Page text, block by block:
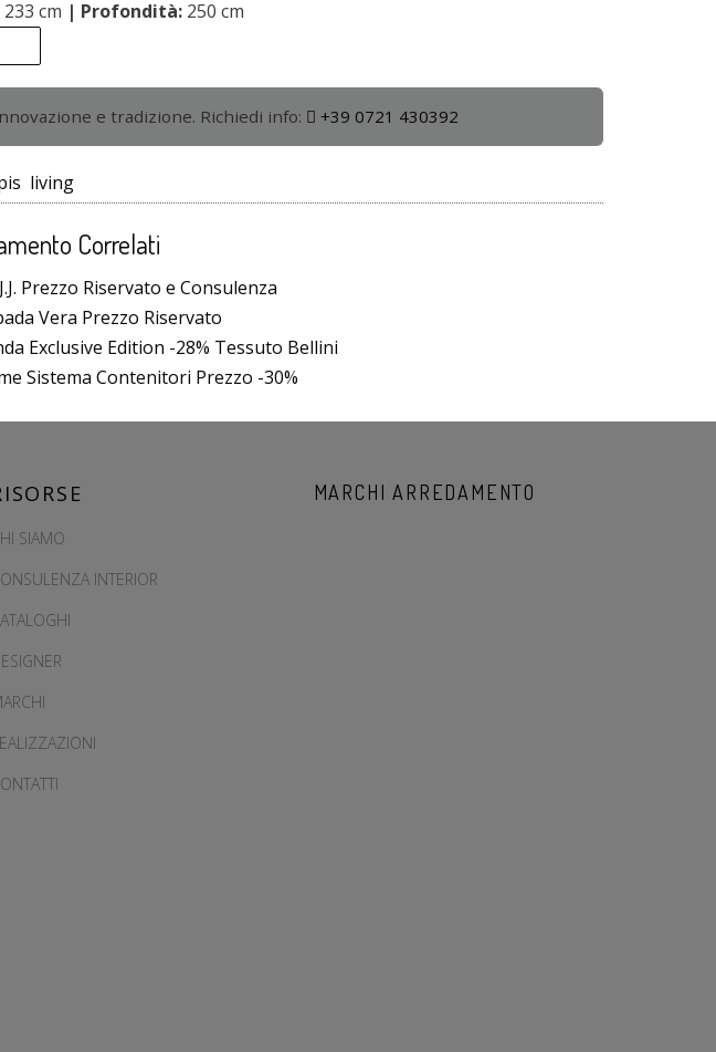
233 cm | Profondità: 250 cm
e tradizione. Richiedi info: +39 0721 430392
living
Correlati
Prezzo Riservato e Consulenza
Vera Prezzo Riservato
Exclusive Edition -28% Tessuto Bellini
Sistema Contenitori Prezzo -30%
SIAMO
INTERIOR
MARCHI ARREDAMENTO